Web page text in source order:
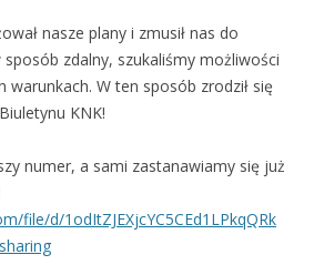
nasze plany i zmusił nas do
zdalny, szukaliśmy możliwości
warunkach. W ten sposób zrodził się
KNK!
numer, a sami zastanawiamy się już
file/d/1odItZJEXjcYC5CEd1LPkqQRk